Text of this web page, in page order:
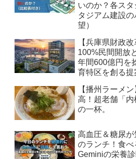
いのか？各ス
タジアム建設
望）
【兵庫県財政
100%民間開放
年間600億円を
育特区を創る提
【播州ラーメ
高！超老舗「
の一杯。
高血圧＆糖尿
のランチ！食べ
Geminiの栄養診